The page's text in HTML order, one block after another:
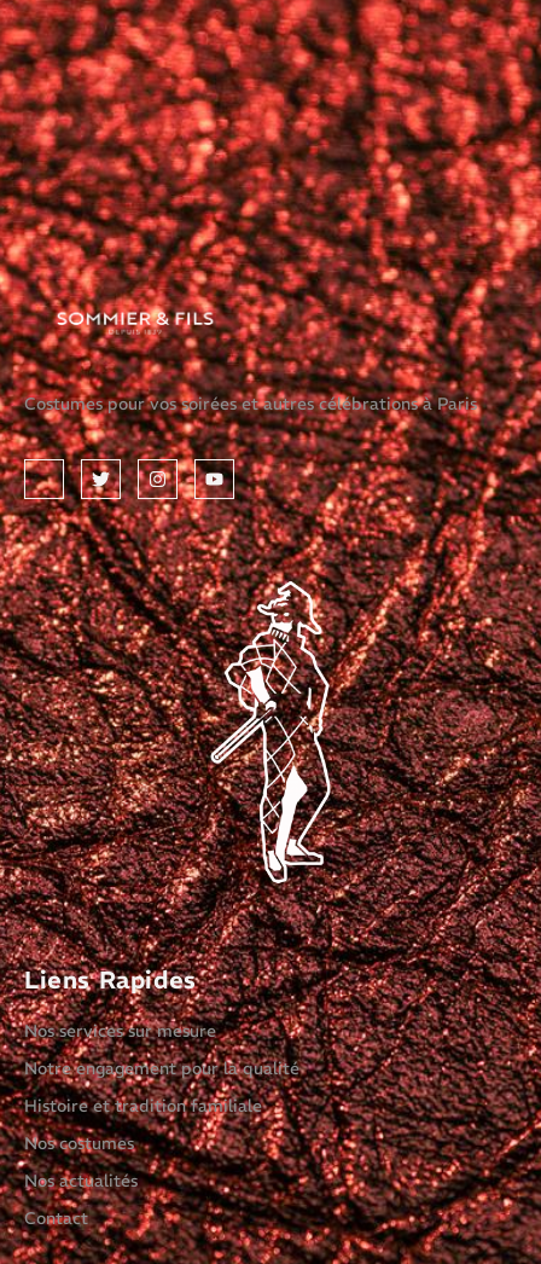
Costumes pour vos soirées et autres célébrations à Paris
Liens Rapides
Nos services sur mesure
Notre engagement pour la qualité
Histoire et tradition familiale
Nos costumes
Nos actualités
Contact